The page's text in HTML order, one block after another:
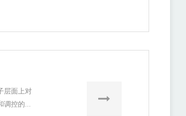
层面上对
调控的...